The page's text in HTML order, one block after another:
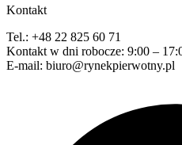
Kontakt
Tel.: +48 22 825 60 71
Kontakt w dni robocze: 9:00 –
E-mail: biuro@rynekpierwotny.pl